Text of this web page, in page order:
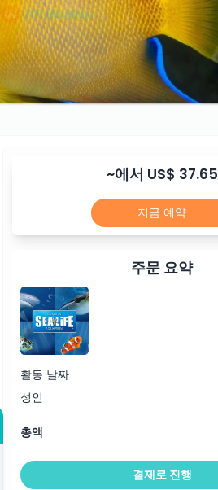
~에서 US$ 37.65
지금 예약
주문 요약
활동 날짜
성인
총액
결제로 진행